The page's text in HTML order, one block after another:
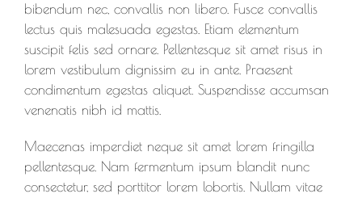
bibendum nec, convallis non libero. Fusce convallis
lectus quis malesuada egestas. Etiam elementum
suscipit felis sed ornare. Pellentesque sit amet risus in
lorem vestibulum dignissim eu in ante. Praesent
condimentum egestas aliquet. Suspendisse accumsan
venenatis nibh id mattis.
Maecenas imperdiet neque sit amet lorem fringilla
pellentesque. Nam fermentum ipsum blandit nunc
consectetur, sed porttitor lorem lobortis. Nullam vitae